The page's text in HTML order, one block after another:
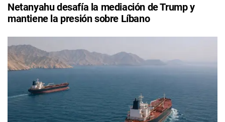
Netanyahu desafía la mediación de Trump y
mantiene la presión sobre Líbano